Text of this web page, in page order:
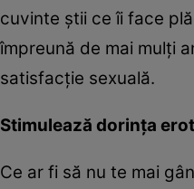
cuvinte ştii ce îi face
împreună de mai mulţi
satisfacţie sexuală.
Stimulează dorinţa
Ce ar fi să nu te mai